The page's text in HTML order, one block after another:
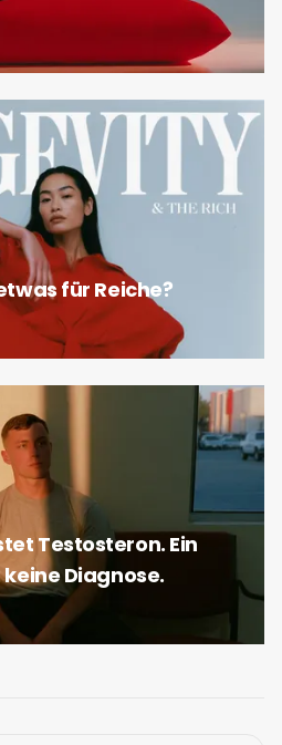
für Reiche?
Testosteron. Ein
Diagnose.